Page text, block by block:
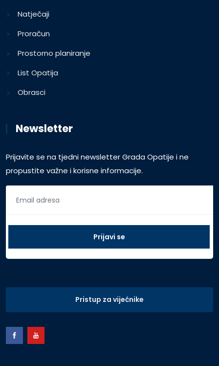
Natječaji
Proračun
Prostorno planiranje
List Opatija
Obrasci
Newsletter
Prijavite se na tjedni newsletter Grada Opatije i ne
propustite važne i korisne informacije.
Pristup za vijećnike